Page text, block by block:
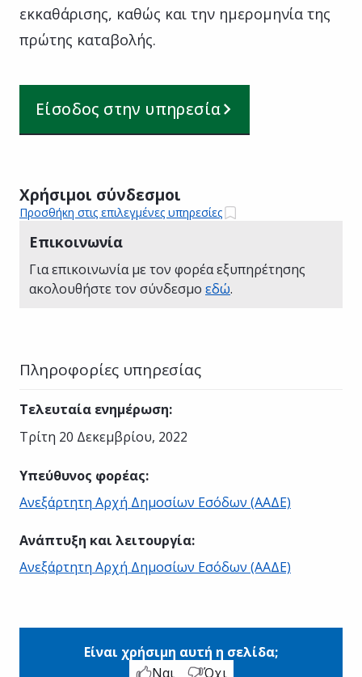
εκκαθάρισης, καθώς και την ημερομηνία της
πρώτης καταβολής.
Είσοδος στην υπηρεσία
Χρήσιμοι σύνδεσμοι
Προσθήκη στις επιλεγμένες υπηρεσίες
Επικοινωνία
Για επικοινωνία με τον φορέα εξυπηρέτησης
ακολουθήστε τον σύνδεσμο εδώ.
Πληροφορίες υπηρεσίας
Τελευταία ενημέρωση:
Τρίτη 20 Δεκεμβρίου, 2022
Υπεύθυνος φορέας:
Ανεξάρτητη Αρχή Δημοσίων Εσόδων (ΑΑΔΕ)
Ανάπτυξη και λειτουργία:
Ανεξάρτητη Αρχή Δημοσίων Εσόδων (ΑΑΔΕ)
Είναι χρήσιμη αυτή η σελίδα;
Ναι
Όχι